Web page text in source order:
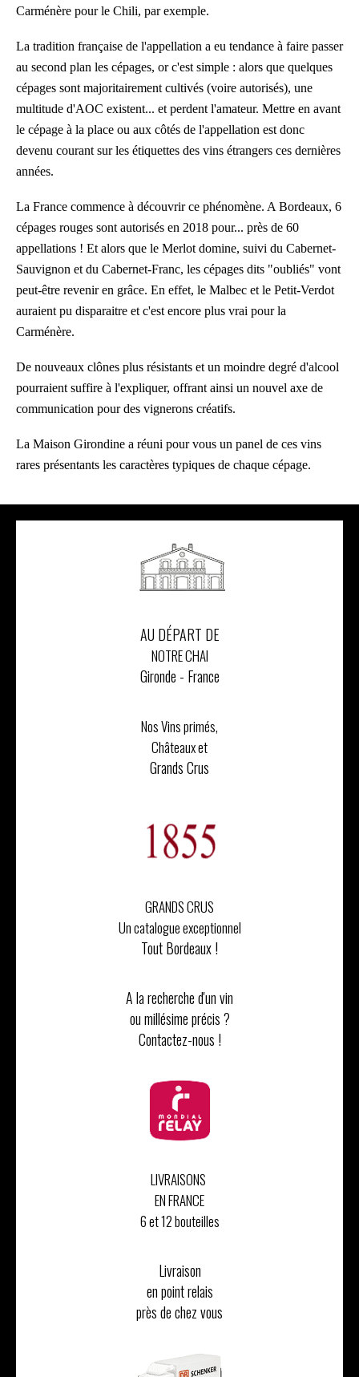
Carménère pour le Chili, par exemple.
La tradition française de l'appellation a eu tendance à faire passer
au second plan les cépages, or c'est simple : alors que quelques
cépages sont majoritairement cultivés (voire autorisés), une
multitude d'AOC existent... et perdent l'amateur. Mettre en avant
le cépage à la place ou aux côtés de l'appellation est donc
devenu courant sur les étiquettes des vins étrangers ces dernières
années.
La France commence à découvrir ce phénomène. A Bordeaux, 6
cépages rouges sont autorisés en 2018 pour... près de 60
appellations ! Et alors que le Merlot domine, suivi du Cabernet-
Sauvignon et du Cabernet-Franc, les cépages dits "oubliés" vont
peut-être revenir en grâce. En effet, le Malbec et le Petit-Verdot
auraient pu disparaitre et c'est encore plus vrai pour la
Carménère.
De nouveaux clônes plus résistants et un moindre degré d'alcool
pourraient suffire à l'expliquer, offrant ainsi un nouvel axe de
communication pour des vignerons créatifs.
La Maison Girondine a réuni pour vous un panel de ces vins
rares présentants les caractères typiques de chaque cépage.
AU DÉPART DE
NOTRE CHAI
Gironde - France
Nos Vins primés,
Châteaux et
Grands Crus
GRANDS CRUS
Un catalogue exceptionnel
Tout Bordeaux !
A la recherche d'un vin
ou millésime précis ?
Contactez-nous !
LIVRAISONS
EN FRANCE
6 et 12 bouteilles
Livraison
en point relais
près de chez vous